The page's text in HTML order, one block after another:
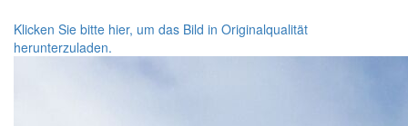
Klicken Sie bitte hier, um das Bild in Originalqualität
herunterzuladen.